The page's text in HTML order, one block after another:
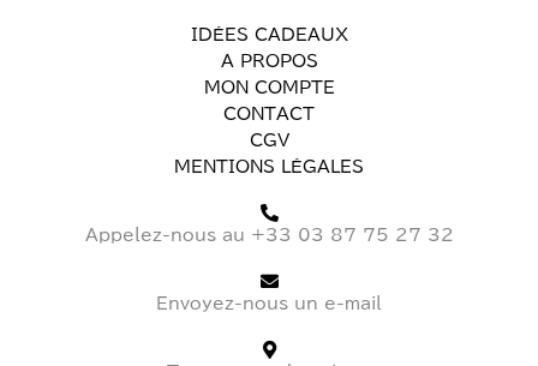
IDÉES CADEAUX
A PROPOS
MON COMPTE
CONTACT
CGV
MENTIONS LÉGALES
Appelez-nous au +33 03 87 75 27 32
Envoyez-nous un e-mail